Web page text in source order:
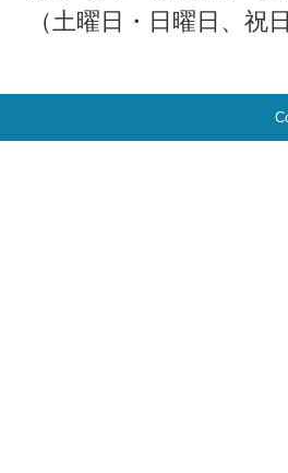
（土曜日・日曜日、祝